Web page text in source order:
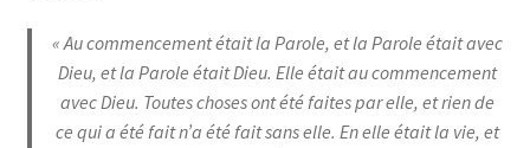
« Au commencement était la Parole, et la Parole était avec
Dieu, et la Parole était Dieu.‭ ‭‭Elle était au commencement
avec Dieu.‭ ‭‭Toutes choses ont été faites par elle, et rien de
ce qui a été fait n’a été fait sans elle.‭ ‭‭En elle était la vie, et